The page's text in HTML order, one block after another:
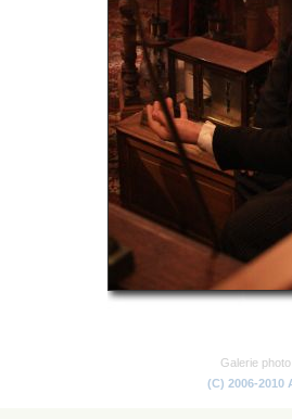
Galerie
(C) 2006-2010